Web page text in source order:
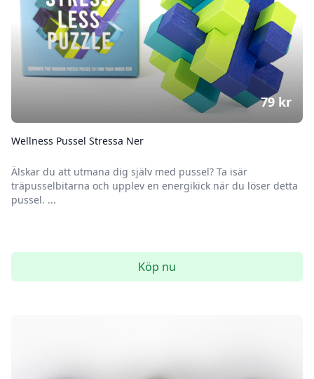
Wellness Pussel Stressa Ner
Älskar du att utmana dig själv med pussel? Ta isär
träpusselbitarna och upplev en energikick när du löser detta
pussel. ...
79 kr
Köp nu